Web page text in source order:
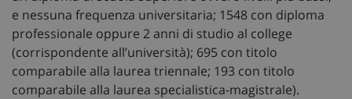
e nessuna frequenza universitaria; 1548 con diploma
professionale oppure 2 anni di studio al college
(corrispondente all’università); 695 con titolo
comparabile alla laurea triennale; 193 con titolo
comparabile alla laurea specialistica-magistrale).